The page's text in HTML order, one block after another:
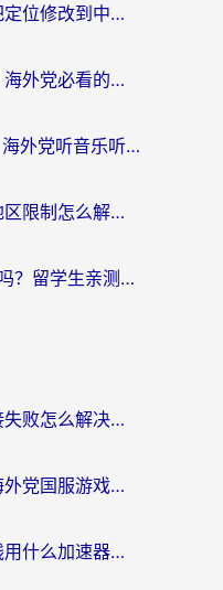
在意大利用小红书怎么把定位修改到中国国内？3个实用技巧+1个靠谱工具帮你搞定
咪咕体育在香港用不了？海外党必看的回国加速器选择指南（附3个真实场景解决方案）
网易云ip怎么改成中国？海外党听音乐听书的无痛解决方案
海外党必看：汽水解锁地区限制怎么解除？3招解决国内影音&生活服务难题
央视影音VIP海外可以看吗？留学生亲测有效的回国加速器选择指南
女神星球海外服务器链接失败怎么解决？海外党国服游戏加速避坑指南
日本怎么玩君临传奇？海外党国服游戏加速避坑指南（附菲律宾欧洲玩家实测）
海外党必看：打穿越火线用什么加速器？解决延迟卡顿，还能玩奇妙拼图世界和第五人格